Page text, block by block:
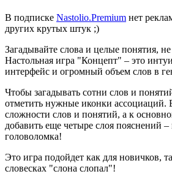
В подписке Nastolio.Premium нет
других крутых штук ;)
Загадывайте слова и целые понятия,
Настольная игра "Концепт" – это
интерфейс и огромный объем слов в
Чтобы загадывать сотни слов и
отметить нужные иконки ассоциаций.
сложности слов и понятий, а к
добавить еще четыре слоя пояснений –
головоломка!
Это игра подойдет как для новичков,
словесках "слона слопал"!